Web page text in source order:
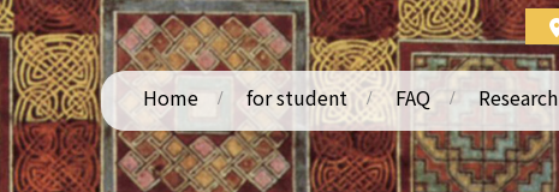
Home for student FAQ Research